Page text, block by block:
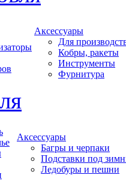
Аксессуары
Для
Кобры, ракеты
Инструменты
Фурнитура
Аксессуары
Багры и черпаки
Подставки под
Ледобуры и пешни